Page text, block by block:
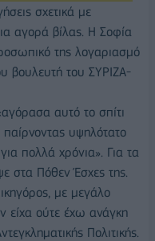
σχετικά με
αγορά βίλας. Η Σοφία
της λογαριασμό
βουλευτή του ΣΥΡΙΖΑ-
αυτό το σπίτι
υψηλότατο
πολλά χρόνια». Για τα
στα Πόθεν Έσχες της.
με μεγάλο
είχα ούτε έχω ανάγκη
Πολιτικής.